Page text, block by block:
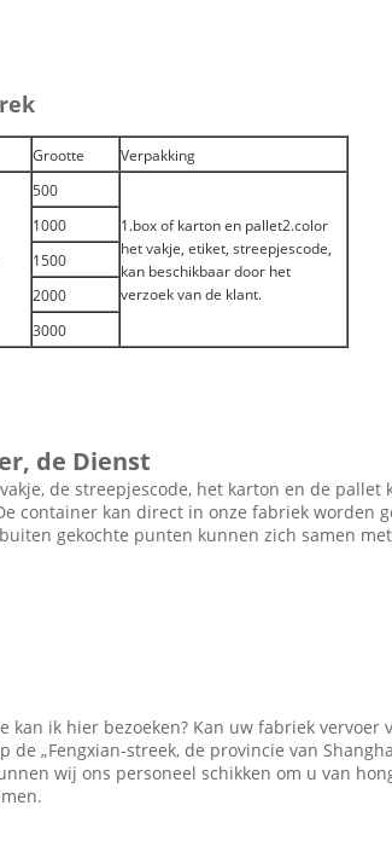
Grootte
Verpakking
500
1.box of karton en pallet2.color
het vakje, etiket, streepjescode,
kan beschikbaar door het
verzoek van de klant.
1000
1500
2000
3000
de Dienst
de streepjescode, het karton en de
container kan direct in onze fabriek worden
gekochte punten kunnen zich samen
kan ik hier bezoeken? Kan uw fabriek vervoer
„Fengxian-streek, de provincie van
wij ons personeel schikken om u van